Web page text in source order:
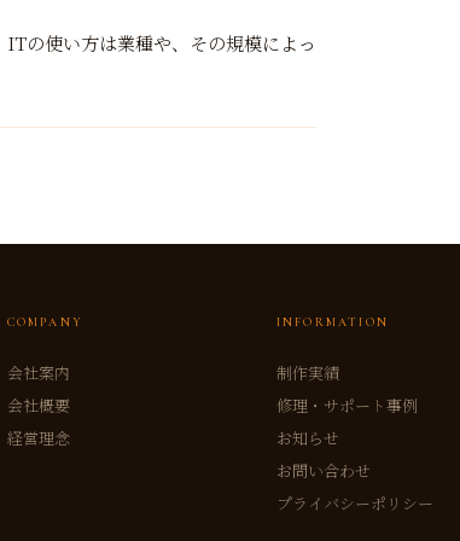
の使い方は業種や、その規模によっ
COMPANY
会社案内
会社概要
経営理念
INFORMATION
制作実績
修理・サポート事例
お知らせ
お問い合わせ
プライバシーポリシー